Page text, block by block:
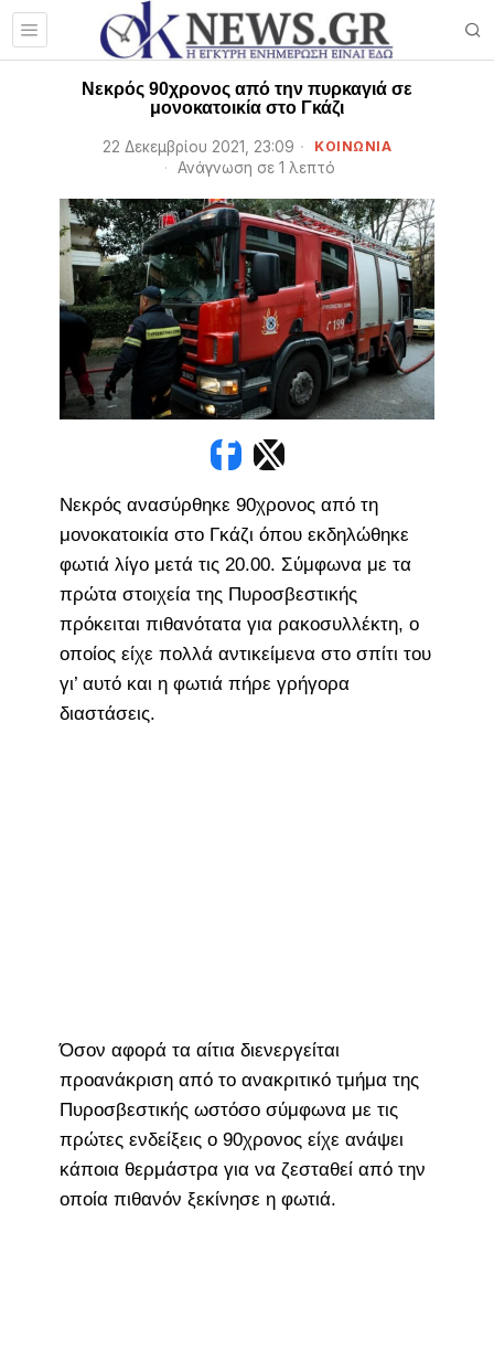
Νεκρός 90χρονος από την πυρκαγιά σε
μονοκατοικία στο Γκάζι
22 Δεκεμβρίου 2021, 23:09 ΚΟΙΝΩΝΙΑ
Ανάγνωση σε 1 λεπτό
Νεκρός ανασύρθηκε 90χρονος από τη
μονοκατοικία στο Γκάζι όπου εκδηλώθηκε
φωτιά λίγο μετά τις 20.00. Σύμφωνα με τα
πρώτα στοιχεία της Πυροσβεστικής
πρόκειται πιθανότατα για ρακοσυλλέκτη, ο
οποίος είχε πολλά αντικείμενα στο σπίτι του
γι’ αυτό και η φωτιά πήρε γρήγορα
διαστάσεις.
Όσον αφορά τα αίτια διενεργείται
προανάκριση από το ανακριτικό τμήμα της
Πυροσβεστικής ωστόσο σύμφωνα με τις
πρώτες ενδείξεις ο 90χρονος είχε ανάψει
κάποια θερμάστρα για να ζεσταθεί από την
οποία πιθανόν ξεκίνησε η φωτιά.